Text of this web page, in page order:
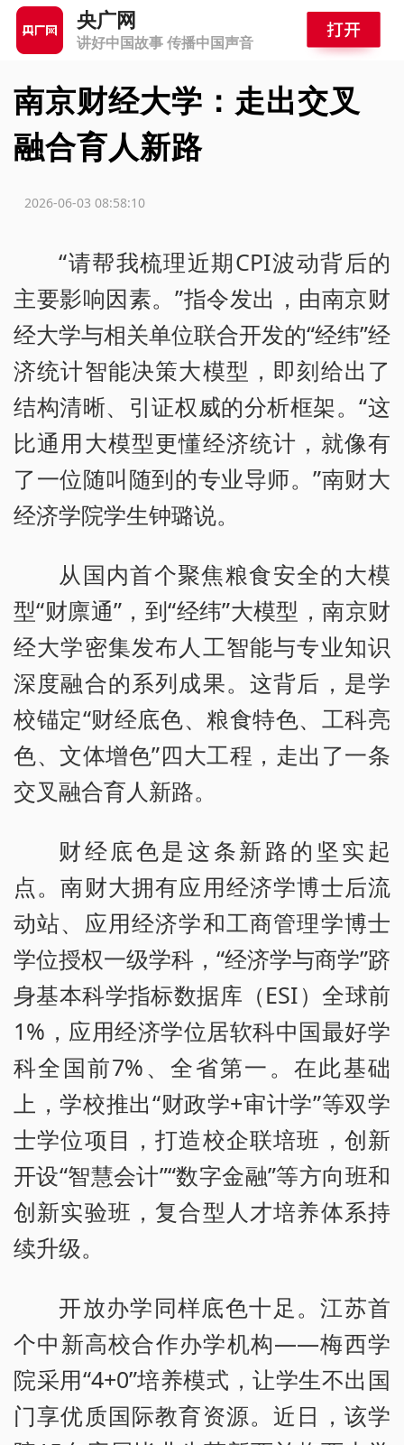
央广网
讲好中国故事 传播中国声音
南京财经大学：走出交叉
融合育人新路
2026-06-03 08:58:10
“请帮我梳理近期CPI波动背后的
主要影响因素。”指令发出，由南京财
经大学与相关单位联合开发的“经纬”经
济统计智能决策大模型，即刻给出了
结构清晰、引证权威的分析框架。“这
比通用大模型更懂经济统计，就像有
了一位随叫随到的专业导师。”南财大
经济学院学生钟璐说。
从国内首个聚焦粮食安全的大模
型“财廪通”，到“经纬”大模型，南京财
经大学密集发布人工智能与专业知识
深度融合的系列成果。这背后，是学
校锚定“财经底色、粮食特色、工科亮
色、文体增色”四大工程，走出了一条
交叉融合育人新路。
财经底色是这条新路的坚实起
点。南财大拥有应用经济学博士后流
动站、应用经济学和工商管理学博士
学位授权一级学科，“经济学与商学”跻
身基本科学指标数据库（ESI）全球前
1%，应用经济学位居软科中国最好学
科全国前7%、全省第一。在此基础
上，学校推出“财政学+审计学”等双学
士学位项目，打造校企联培班，创新
开设“智慧会计”“数字金融”等方向班和
创新实验班，复合型人才培养体系持
续升级。
开放办学同样底色十足。江苏首
个中新高校合作办学机构——梅西学
院采用“4+0”培养模式，让学生不出国
门享优质国际教育资源。近日，该学